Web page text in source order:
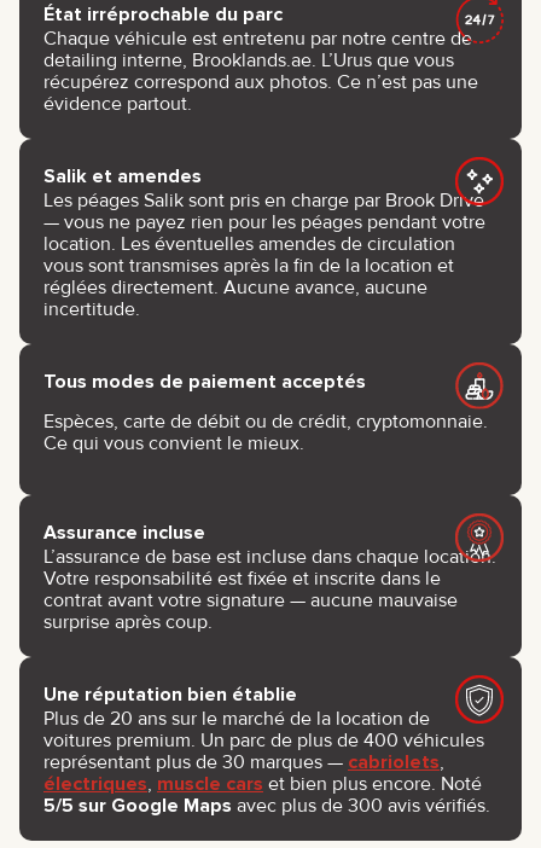
État irréprochable du parc
Chaque véhicule est entretenu par notre centre de
detailing interne, Brooklands.ae. L’Urus que vous
récupérez correspond aux photos. Ce n’est pas une
évidence partout.
Salik et amendes
Les péages Salik sont pris en charge par Brook Drive
— vous ne payez rien pour les péages pendant votre
location. Les éventuelles amendes de circulation
vous sont transmises après la fin de la location et
réglées directement. Aucune avance, aucune
incertitude.
Tous modes de paiement acceptés
Espèces, carte de débit ou de crédit, cryptomonnaie.
Ce qui vous convient le mieux.
Assurance incluse
L’assurance de base est incluse dans chaque location.
Votre responsabilité est fixée et inscrite dans le
contrat avant votre signature — aucune mauvaise
surprise après coup.
Une réputation bien établie
Plus de 20 ans sur le marché de la location de
voitures premium. Un parc de plus de 400 véhicules
représentant plus de 30 marques — cabriolets,
électriques, muscle cars et bien plus encore. Noté
5/5 sur Google Maps avec plus de 300 avis vérifiés.